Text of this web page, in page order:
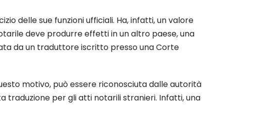
delle sue funzioni ufficiali. Ha, infatti, un valore
deve produrre effetti in un altro paese, una
da un traduttore iscritto presso una Corte
motivo, può essere riconosciuta dalle autorità
traduzione per gli atti notarili stranieri. Infatti, una